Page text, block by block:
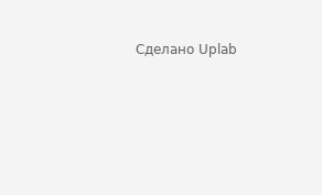
Сделано Uplab